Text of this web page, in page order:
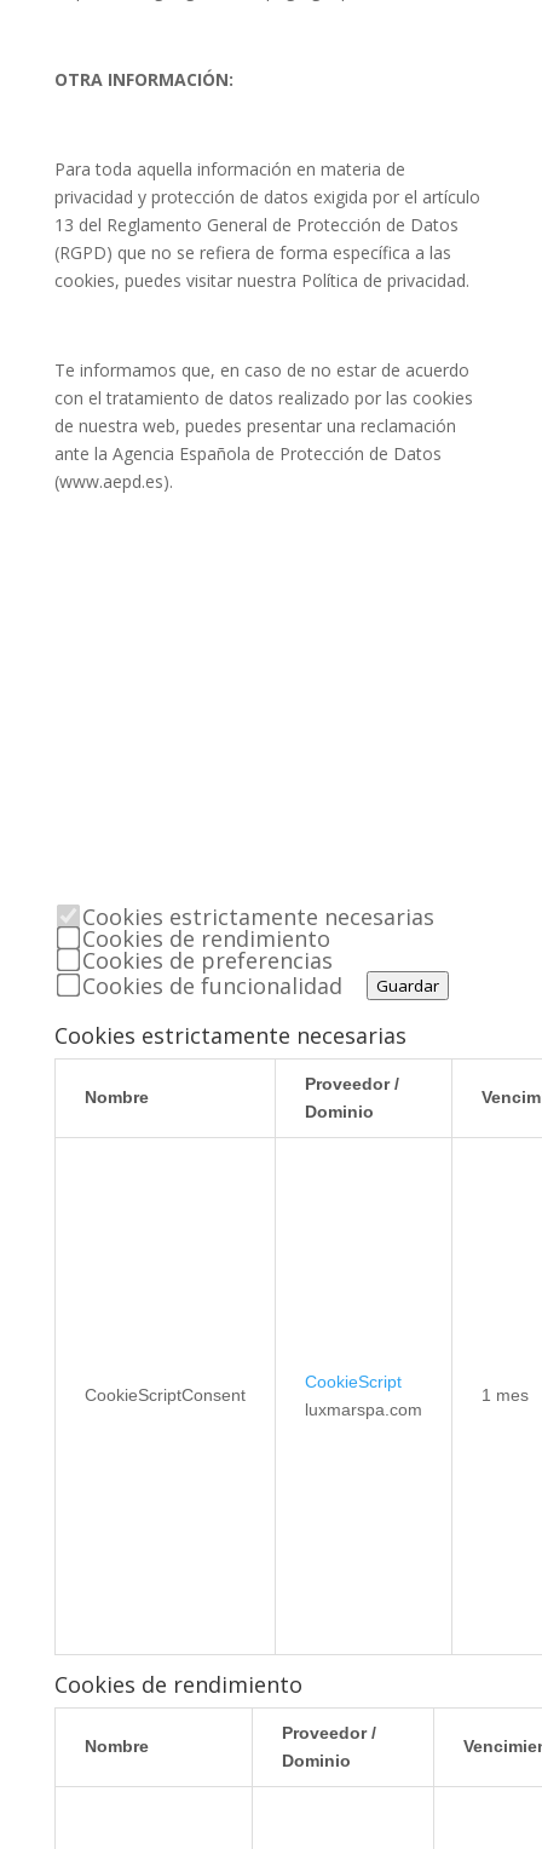
OTRA INFORMACIÓN:
Para toda aquella información en materia de
privacidad y protección de datos exigida por el artículo
13 del Reglamento General de Protección de Datos
(RGPD) que no se refiera de forma específica a las
cookies, puedes visitar nuestra Política de privacidad.
Te informamos que, en caso de no estar de acuerdo
con el tratamiento de datos realizado por las cookies
de nuestra web, puedes presentar una reclamación
ante la Agencia Española de Protección de Datos
(www.aepd.es).
Cookies estrictamente necesarias
Cookies de rendimiento
Cookies de preferencias
Cookies de funcionalidad
Guardar
Cookies estrictamente necesarias
Nombre
Proveedor /
Dominio
CookieScriptConsent
CookieScript
luxmarspa.com
1 mes
Cookies de rendimiento
Nombre
Proveedor /
Dominio